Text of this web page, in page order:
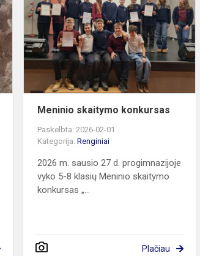
Vilnių’’
įvairiomis
kalbomis
Meninio skaitymo konkursas
Paskelbta: 2026-02-01
Kategorija:Renginiai
2026 m. sausio 27 d. progimnazijoje
vyko 5-8 klasių Meninio skaitymo
konkursas „...
Plačiau